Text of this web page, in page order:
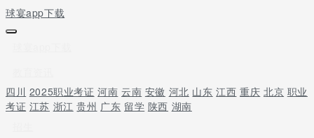
球宴app下载
四川 2025职业考证 河南 云南 安徽 河北 山东 江西 重庆 北京 职业
考证 江苏 浙江 贵州 广东 留学 陕西 湖南